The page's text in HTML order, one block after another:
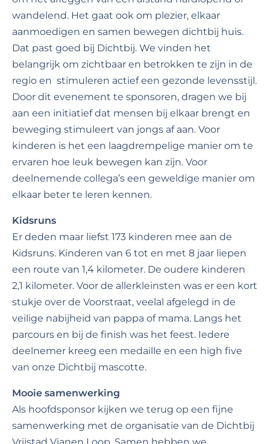
wandelend. Het gaat ook om plezier, elkaar
aanmoedigen en samen bewegen dichtbij huis.
Dat past goed bij Dichtbij. We vinden het
belangrijk om zichtbaar en betrokken te zijn in de
regio en stimuleren actief een gezonde levensstijl.
Door dit evenement te sponsoren, dragen we bij
aan een initiatief dat mensen bij elkaar brengt en
beweging stimuleert van jongs af aan. Voor
kinderen is het een laagdrempelige manier om te
ervaren hoe leuk bewegen kan zijn. Voor
deelnemende collega’s een geweldige manier om
elkaar beter te leren kennen.
Kidsruns
Er deden maar liefst 173 kinderen mee aan de
Kidsruns. Kinderen van 6 tot en met 8 jaar liepen
een route van 1,4 kilometer. De oudere kinderen
2,1 kilometer. Voor de allerkleinsten was er een kort
stukje over de Voorstraat, veelal afgelegd in de
veilige nabijheid van pappa of mama. Langs het
parcours en bij de finish was het feest. Iedere
deelnemer kreeg een medaille en een high five
van onze Dichtbij mascotte.
Mooie samenwerking
Als hoofdsponsor kijken we terug op een fijne
samenwerking met de organisatie van de Dichtbij